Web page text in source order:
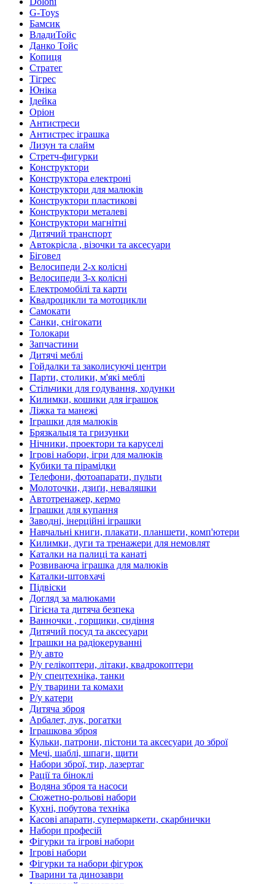
G-Toys
Бамсик
ВладиТойс
Данко Тойс
Копиця
Стратег
Тігрес
Юніка
Ідейка
Оріон
Антистреси
Антистрес іграшка
Лизун та слайм
Стретч-фигурки
Конструктори
Конструктора електроні
Конструктори для малюків
Конструктори пластикові
Конструктори металеві
Конструктори магнітні
Дитячий транспорт
Автокрісла , візочки та аксесуари
Біговел
Велосипеди 2-х колісні
Велосипеди 3-х колісні
Електромобілі та карти
Квадроцикли та мотоцикли
Самокати
Санки, снігокати
Толокари
Запчастини
Дитячі меблі
Гойдалки та заколисуючі центри
Парти, столики, м'які меблі
Стільчики для годування, ходунки
Килимки, кошики для іграшок
Ліжка та манежі
Іграшки для малюків
Брязкальця та гризунки
Нічники, проектори та каруселі
Ігрові набори, ігри для малюків
Кубики та пірамідки
Телефони, фотоапарати, пульти
Молоточки, дзиґи, неваляшки
Автотренажер, кермо
Іграшки для купання
Заводні, інерційні іграшки
Навчальні книги, плакати, планшети, комп'ютери
Килимки, дуги та тренажери для немовлят
Каталки на палиці та канаті
Розвиваюча іграшка для малюків
Каталки-штовхачі
Підвіски
Догляд за малюками
Гігієна та дитяча безпека
Ванночки , горщики, сидіння
Дитячий посуд та аксесуари
Іграшки на радіокеруванні
Р/у авто
Р/у гелікоптери, літаки, квадрокоптери
Р/у спецтехніка, танки
Р/у тварини та комахи
Р/у катери
Дитяча зброя
Арбалет, лук, рогатки
Іграшкова зброя
Кульки, патрони, пістони та аксесуари до зброї
Мечі, шаблі, шпаги, щити
Набори зброї, тир, лазертаг
Рації та біноклі
Водяна зброя та насоси
Сюжетно-рольові набори
Кухні, побутова техніка
Касові апарати, супермаркети, скарбнички
Набори професій
Фігурки та ігрові набори
Ігрові набори
Фігурки та набори фігурок
Тварини та динозаври